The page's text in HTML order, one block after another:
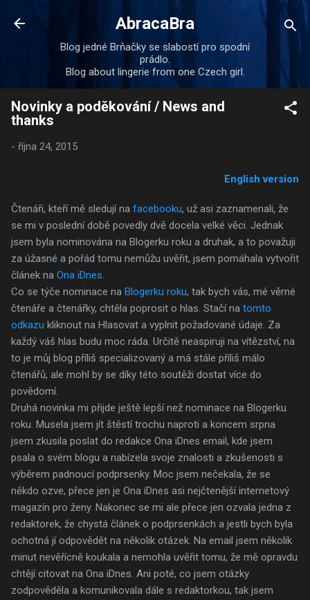
Přeskočit na hlavní obsah
AbracaBra
Blog jedné Brňačky se slabostí pro spodní
prádlo.
Blog about lingerie from one Czech girl.
Novinky a poděkování / News and
thanks
- října 24, 2015
English version
Čtenáři, kteří mě sledují na facebooku, už asi zaznamenali, že
se mi v poslední době povedly dvě docela velké věci. Jednak
jsem byla nominována na Blogerku roku a druhak, a to považuji
za úžasné a pořád tomu nemůžu uvěřit, jsem pomáhala vytvořit
článek na Ona iDnes.
Co se týče nominace na Blogerku roku, tak bych vás, mé věrné
čtenáře a čtenářky, chtěla poprosit o hlas. Stačí na tomto
odkazu kliknout na Hlasovat a vyplnit požadované údaje. Za
každý váš hlas budu moc ráda. Určitě neaspiruji na vítězství, na
to je můj blog příliš specializovaný a má stále příliš málo
čtenářů, ale mohl by se díky této soutěži dostat více do
povědomí.
Druhá novinka mi přijde ještě lepší než nominace na Blogerku
roku. Musela jsem jít štěstí trochu naproti a koncem srpna
jsem zkusila poslat do redakce Ona iDnes email, kde jsem
psala o svém blogu a nabízela svoje znalosti a zkušenosti s
výběrem padnoucí podprsenky. Moc jsem nečekala, že se
někdo ozve, přece jen je Ona iDnes asi nejčtenější internetový
magazín pro ženy. Nakonec se mi ale přece jen ozvala jedna z
redaktorek, že chystá článek o podprsenkách a jestli bych byla
ochotná jí odpovědět na několik otázek. Na email jsem několik
minut nevěřícně koukala a nemohla uvěřit tomu, že mě opravdu
chtějí citovat na Ona iDnes. Ani poté, co jsem otázky
zodpověděla a komunikovala dále s redaktorkou, tak jsem